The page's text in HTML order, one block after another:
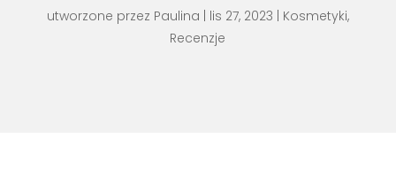
utworzone przez Paulina lis 27, 2023 Kosmetyki,
Recenzje